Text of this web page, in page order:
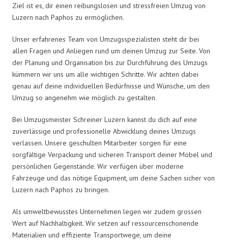
Ziel ist es, dir einen reibungslosen und stressfreien Umzug von
Luzern nach Paphos zu ermöglichen.
Unser erfahrenes Team von Umzugsspezialisten steht dir bei
allen Fragen und Anliegen rund um deinen Umzug zur Seite. Von
der Planung und Organisation bis zur Durchführung des Umzugs
kümmern wir uns um alle wichtigen Schritte. Wir achten dabei
genau auf deine individuellen Bedürfnisse und Wünsche, um den
Umzug so angenehm wie möglich zu gestalten.
Bei Umzugsmeister Schreiner Luzern kannst du dich auf eine
zuverlässige und professionelle Abwicklung deines Umzugs
verlassen. Unsere geschulten Mitarbeiter sorgen für eine
sorgfältige Verpackung und sicheren Transport deiner Möbel und
persönlichen Gegenstände. Wir verfügen über moderne
Fahrzeuge und das nötige Equipment, um deine Sachen sicher von
Luzern nach Paphos zu bringen.
Als umweltbewusstes Unternehmen legen wir zudem grossen
Wert auf Nachhaltigkeit. Wir setzen auf ressourcenschonende
Materialien und effiziente Transportwege, um deine